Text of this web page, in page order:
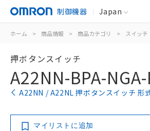
制御機器 Japan
ホーム > 商品情報 > 商品カテゴリ > スイッチ
押ボタンスイッチ
A22NN-BPA-
A22NN / A22NL 押ボタンスイッチ 形
マイリストに追加